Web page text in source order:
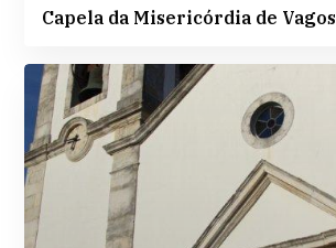
Capela da Misericórdia de Vagos